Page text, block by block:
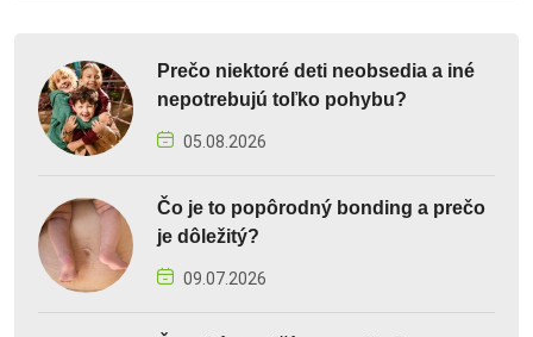
Prečo niektoré deti neobsedia a iné
nepotrebujú toľko pohybu?
05.08.2026
Čo je to popôrodný bonding a prečo
je dôležitý?
09.07.2026